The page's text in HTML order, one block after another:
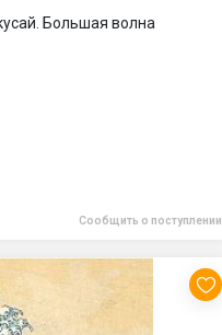
Большая волна
Сообщить о поступлении